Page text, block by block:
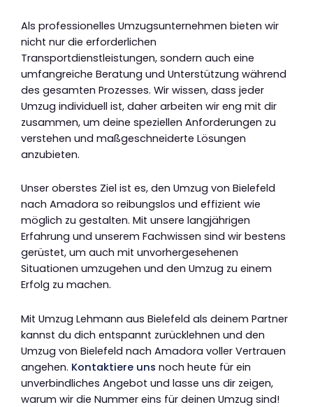
Als professionelles Umzugsunternehmen bieten wir
nicht nur die erforderlichen
Transportdienstleistungen, sondern auch eine
umfangreiche Beratung und Unterstützung während
des gesamten Prozesses. Wir wissen, dass jeder
Umzug individuell ist, daher arbeiten wir eng mit dir
zusammen, um deine speziellen Anforderungen zu
verstehen und maßgeschneiderte Lösungen
anzubieten.
Unser oberstes Ziel ist es, den Umzug von Bielefeld
nach Amadora so reibungslos und effizient wie
möglich zu gestalten. Mit unsere langjährigen
Erfahrung und unserem Fachwissen sind wir bestens
gerüstet, um auch mit unvorhergesehenen
Situationen umzugehen und den Umzug zu einem
Erfolg zu machen.
Mit Umzug Lehmann aus Bielefeld als deinem Partner
kannst du dich entspannt zurücklehnen und den
Umzug von Bielefeld nach Amadora voller Vertrauen
angehen. Kontaktiere uns noch heute für ein
unverbindliches Angebot und lasse uns dir zeigen,
warum wir die Nummer eins für deinen Umzug sind!